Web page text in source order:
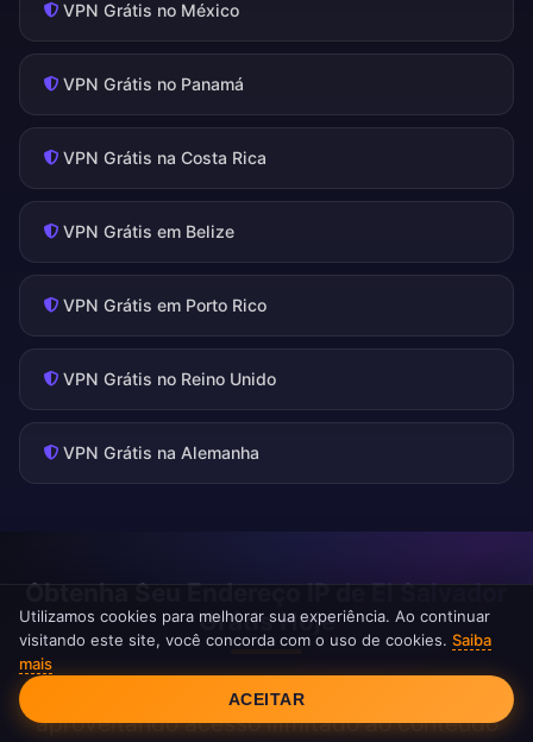
VPN Grátis no México
VPN Grátis no Panamá
VPN Grátis na Costa Rica
VPN Grátis em Belize
VPN Grátis em Porto Rico
VPN Grátis no Reino Unido
VPN Grátis na Alemanha
Obtenha Seu Endereço IP de El Salvador
Grátis Hoje
Junte-se a milhares de usuários satisfeitos
aproveitando acesso ilimitado ao conteúdo
Consentimento de Cookies
Utilizamos cookies para melhorar sua experiência. Ao continuar
visitando este site, você concorda com o uso de cookies. Saiba
mais
ACEITAR